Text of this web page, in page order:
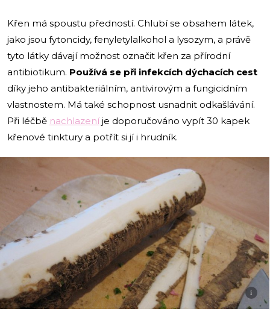
Křen má spoustu předností. Chlubí se obsahem látek,
jako jsou fytoncidy, fenyletylalkohol a lysozym, a právě
tyto látky dávají možnost označit křen za přírodní
antibiotikum. Používá se při infekcích dýchacích cest
díky jeho antibakteriálním, antivirovým a fungicidním
vlastnostem. Má také schopnost usnadnit odkašlávání.
Při léčbě nachlazeníje doporučováno vypít 30 kapek
křenové tinktury a potřít si jí i hrudník.
i